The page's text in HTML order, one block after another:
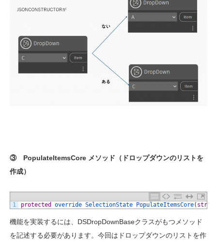
③ PopulateItemsCore メソッド（ドロップダウンのリストを
作成）
1 protected override SelectionState PopulateItemsCore( string
機能を実装するには、DSDropDownBaseクラスがもつメソッド
を記述する必要があります。今回はドロップダウンのリストを作